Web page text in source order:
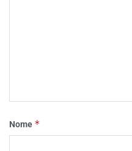
Nome *